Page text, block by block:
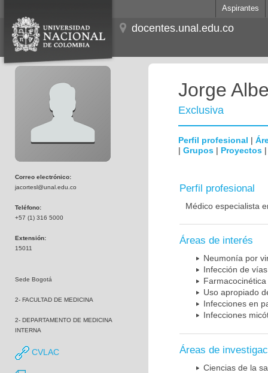
Aspirantes
docentes.unal.edu.co
Correo electrónico:
jacortesl@unal.edu.co
Teléfono:
+57 (1) 316 5000
Extensión:
15011
Sede Bogotá
2- FACULTAD DE MEDICINA
2- DEPARTAMENTO DE MEDICINA
INTERNA
CVLAC
Jorge
Exclusiva
Perfil profesional |
| Grupos | Proyectos
Perfil profesional
Médico especialista
Áreas de interés
Neumonía por
Infección de
Uso apropiado
Infecciones en
Infecciones
Áreas de
Ciencias de la